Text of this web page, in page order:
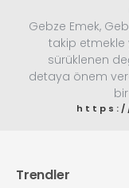
Gebze Emek,
takip
sürüklenen
detaya önem
https://
Trendler